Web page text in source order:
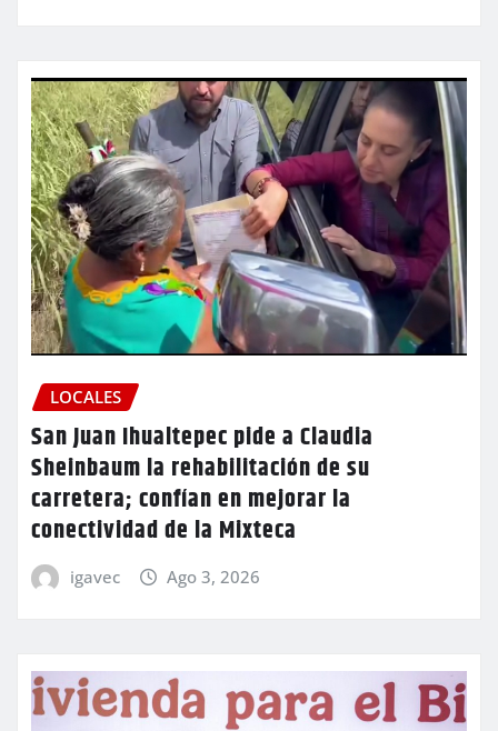
LOCALES
San Juan Ihualtepec pide a Claudia
Sheinbaum la rehabilitación de su
carretera; confían en mejorar la
conectividad de la Mixteca
igavec Ago 3, 2026